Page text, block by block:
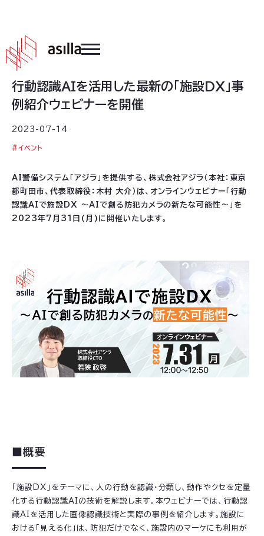
2023 .
行動認識AIを活用した最新の「施設DX」事
例紹介ウェビナーを開催
2023-07-14
#イベント
AI警備システム「アジラ」を提供する、株式会社アジラ（本社：東京
都町田市、代表取締役：木村 大介）は、オンラインウェビナー「行動
認識AIで施設DX ～AIで創る防犯カメラの新たな可能性～」を
2023年7月31日(月)に開催いたします。
■概要
「施設DX」をテーマに、人の行動を認識・分類し、動作やクセを定量
化する行動認識AIの技術を解説します。本ウェビナーでは、行動認
識AIを活用した画像認識技術と実際の事例を紹介します。施設に
おける「見える化」は、防犯だけでなく、施設内のマーケにも利用が